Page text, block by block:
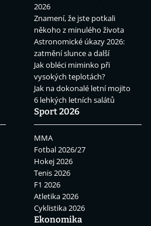
2026
Znamení, že jste potkali
někoho z minulého života
Astronomické úkazy 2026:
zatmění slunce a další
Jak obléci miminko při
vysokých teplotách?
Jak na dokonalé letní mojito
6 lehkých letních salátů
Sport 2026
MMA
Fotbal 2026/27
Hokej 2026
Tenis 2026
F1 2026
Atletika 2026
Cyklistika 2026
Ekonomika